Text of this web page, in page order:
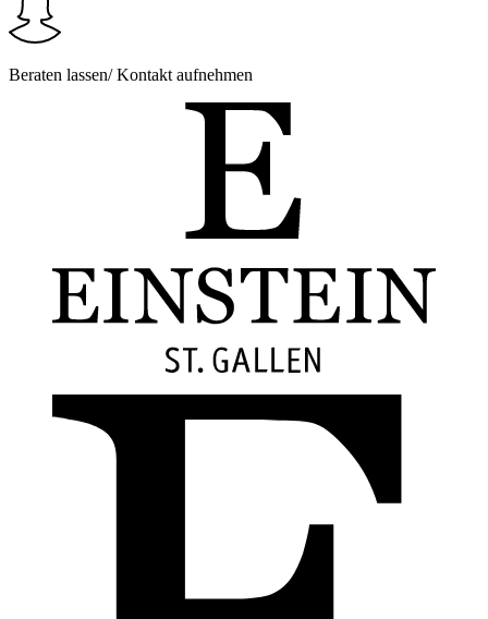
Beraten lassen/ Kontakt aufnehmen